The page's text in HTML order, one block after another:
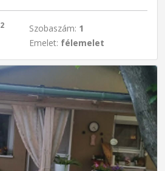
2 Szobaszám: 1
Emelet: félemelet